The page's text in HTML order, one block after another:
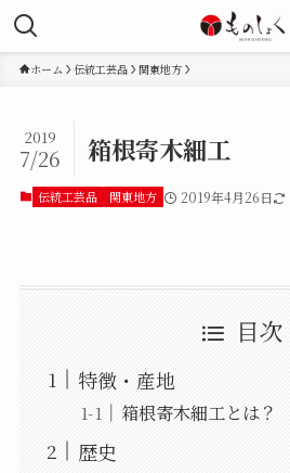
ホーム 伝統工芸品 関東地方
箱根寄木細工
2019
7/26
伝統工芸品 関東地方 2019年4月26日
目次
特徴・産地
箱根寄木細工とは？
歴史